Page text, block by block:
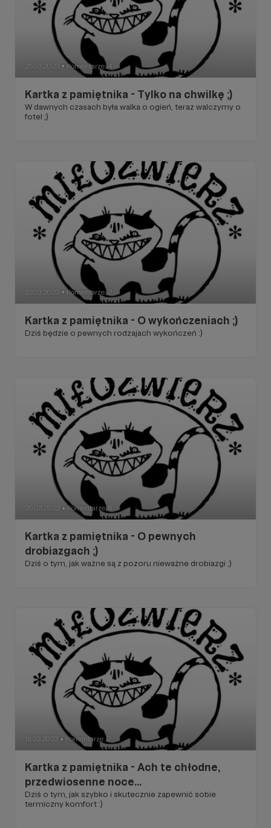
25.03.2023 ● Komentarze: 4
Kartka z pamiętnika - Tylko na chwilkę ;)
W dawnych czasach była walka o ogień, teraz walczymy o
fotel ;)
23.03.2023 ● Komentarze: 2
Kartka z pamiętnika - O wykończeniach ;)
Dziś będzie o pewnych rodzajach wykończeń :)
20.03.2023 ● Komentarze: 6
Kartka z pamiętnika - O pewnych
drobiazgach ;)
Dziś o tym, jak ważne są z pozoru nieważne drobiazgi ;)
16.03.2023 ● Komentarze: 2
Kartka z pamiętnika - Ach te chłodne,
przedwiosenne noce...
Dziś o tym, jak szybko i skutecznie zapewnić sobie
termiczny komfort :)